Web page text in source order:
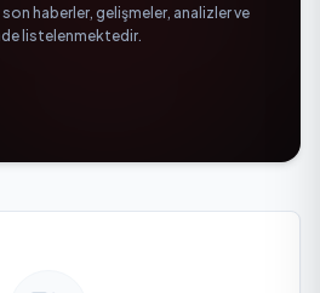
haberler, gelişmeler, analizler ve
listelenmektedir.